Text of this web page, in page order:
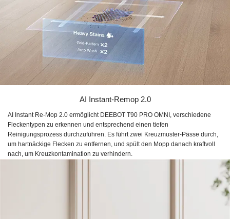
AI Instant-Remop 2.0
AI Instant Re-Mop 2.0 ermöglicht DEEBOT T90 PRO OMNI, verschiedene
Fleckentypen zu erkennen und entsprechend einen tiefen
Reinigungsprozess durchzuführen. Es führt zwei Kreuzmuster-Pässe durch,
um hartnäckige Flecken zu entfernen, und spült den Mopp danach kraftvoll
nach, um Kreuzkontamination zu verhindern.